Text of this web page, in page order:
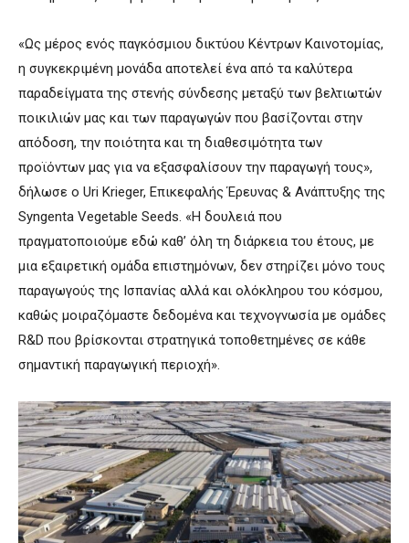
«Ως μέρος ενός παγκόσμιου δικτύου Κέντρων Καινοτομίας,
η συγκεκριμένη μονάδα αποτελεί ένα από τα καλύτερα
παραδείγματα της στενής σύνδεσης μεταξύ των βελτιωτών
ποικιλιών μας και των παραγωγών που βασίζονται στην
απόδοση, την ποιότητα και τη διαθεσιμότητα των
προϊόντων μας για να εξασφαλίσουν την παραγωγή τους»,
δήλωσε ο Uri Krieger, Επικεφαλής Έρευνας & Ανάπτυξης της
Syngenta Vegetable Seeds. «Η δουλειά που
πραγματοποιούμε εδώ καθ’ όλη τη διάρκεια του έτους, με
μια εξαιρετική ομάδα επιστημόνων, δεν στηρίζει μόνο τους
παραγωγούς της Ισπανίας αλλά και ολόκληρου του κόσμου,
καθώς μοιραζόμαστε δεδομένα και τεχνογνωσία με ομάδες
R&D που βρίσκονται στρατηγικά τοποθετημένες σε κάθε
σημαντική παραγωγική περιοχή».